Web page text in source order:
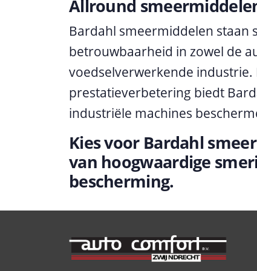
Allround
Bardahl smeermiddelen staan
betrouwbaarheid in zowel de
voedselverwerkende industrie.
prestatieverbetering biedt
industriële machines
Kies voor Bardahl
van hoogwaardige
bescherming.